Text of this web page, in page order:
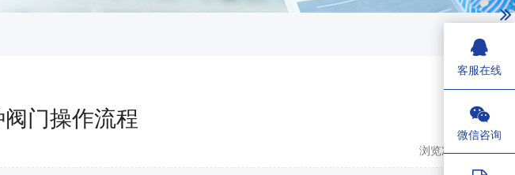
门操作流程
浏览次数：992
客服在线
微信咨询